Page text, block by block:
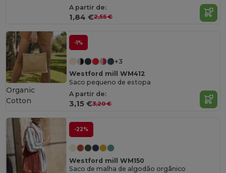
A partir de:
1,84 €2,55 €
-1%
+3
Westford mill WM412
Saco pequeno de estopa
A partir de:
3,15 €3,20 €
Organic
Cotton
-22%
Westford mill WM150
Saco de malha de algodão orgânico